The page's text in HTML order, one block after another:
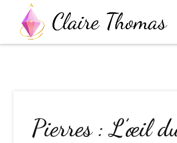
Pierres : L’œil